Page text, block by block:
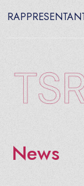
News